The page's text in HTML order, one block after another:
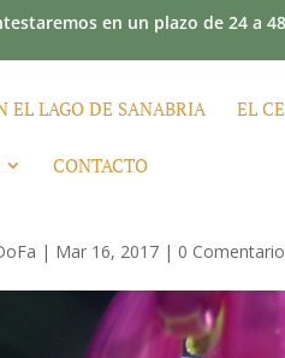
en un plazo de 24 a
EL LAGO DE SANABRIA EL
CONTACTO
| Mar 16, 2017 | 0